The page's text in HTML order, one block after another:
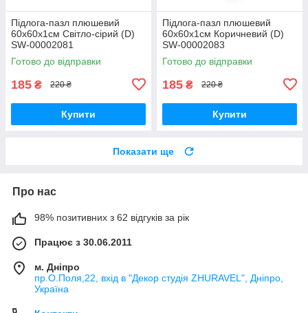
Підлога-пазл плюшевий
60х60х1см Світло-сірий (D)
SW-00002081
Готово до відправки
185 ₴ 220 ₴
Купити
Підлога-пазл плюшевий
60х60х1см Коричневий (D)
SW-00002083
Готово до відправки
185 ₴ 220 ₴
Купити
Показати ще
Про нас
98% позитивних з 62 відгуків за рік
Працює з 30.06.2011
м. Дніпро
пр.О.Поля,22, вхід в "Декор студія ZHURAVEL", Дніпро,
Україна